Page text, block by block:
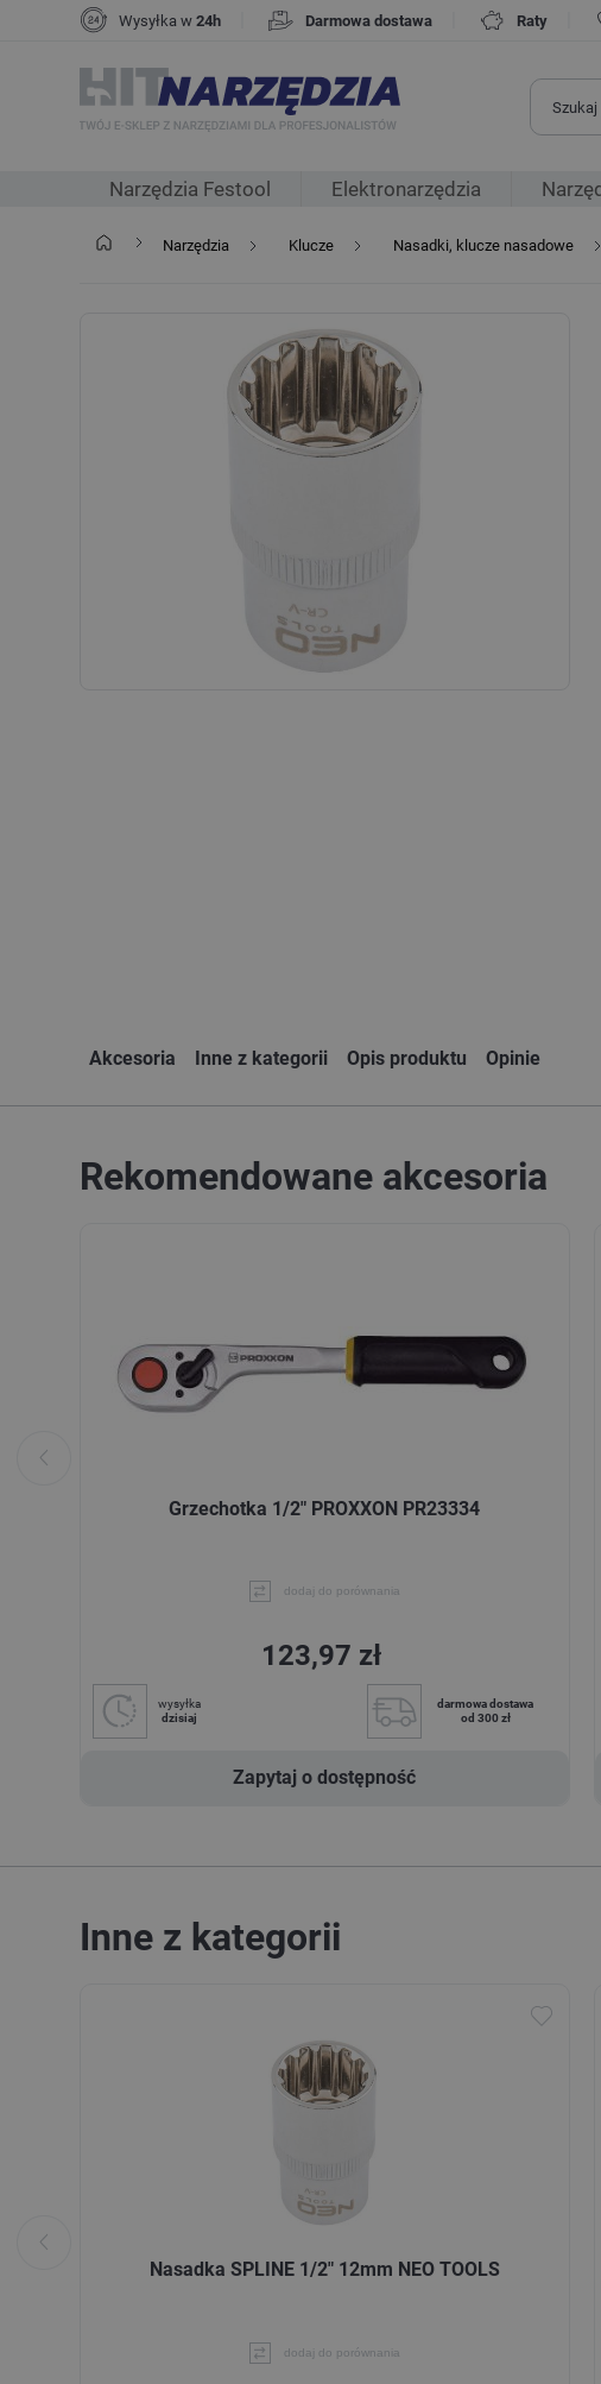
Wysyłka w24h Darmowa dostawa Raty
Narzędzia Festool Elektronarzędzia
Narzędzia Klucze Nasadki, klucze nasadowe
Akcesoria Inne z kategorii Opis produktu Opinie
Rekomendowane akcesoria
Grzechotka 1/2" PROXXON PR23334
dodaj do porównania
123,97 zł
wysyłka
dzisiaj
darmowa dostawa
od 300 zł
Zapytaj o dostępność
Inne z kategorii
Nasadka SPLINE 1/2" 12mm NEO TOOLS
dodaj do porównania